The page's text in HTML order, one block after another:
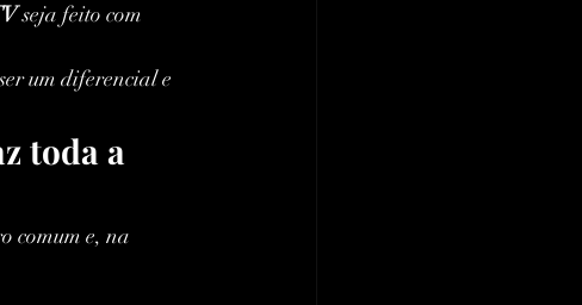
seja feito com
um diferencial e
toda a
comum e, na